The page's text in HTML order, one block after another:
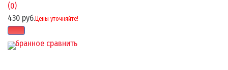
избранное сравнить
(0)
430 руб.Цены уточняйте!